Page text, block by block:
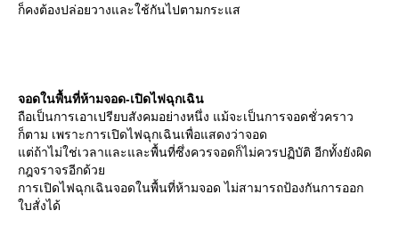
ก็คงต้องปล่อยวางและใช้กันไปตามกระแส
จอดในพื้นที่ห้ามจอด-เปิดไฟฉุกเฉิน
ถือเป็นการเอาเปรียบสังคมอย่างหนึ่ง แม้จะเป็นการจอดชั่วคราว
ก็ตาม เพราะการเปิดไฟฉุกเฉินเพื่อแสดงว่าจอด
ต่ถ้าไม่ใช่เวลาและและพื้นที่ซึ่งควรจอดก็ไม่ควรปฏิบัติ อีกทั้งยังผิด
กฎจราจรอีกด้ว
การเปิดไฟฉุกเฉินจอดในพื้นที่ห้ามจอด ไม่สามารถป้องกันการออก
บสั่งได้